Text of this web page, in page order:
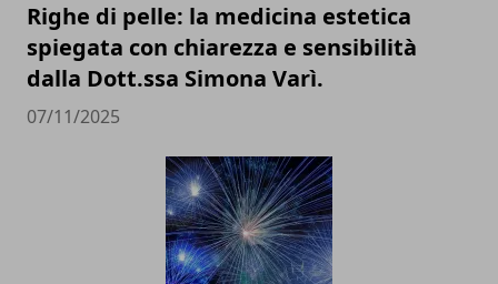
Righe di pelle: la medicina estetica
spiegata con chiarezza e sensibilità
dalla Dott.ssa Simona Varì.
07/11/2025